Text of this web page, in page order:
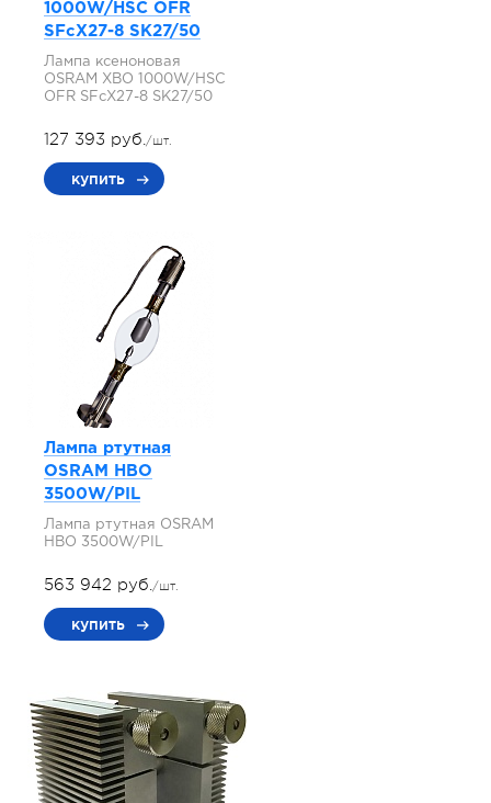
1000W/HSC OFR
SFcX27-8 SK27/50
Лампа ксеноновая
OSRAM XBO 1000W/HSC
OFR SFcX27-8 SK27/50
127 393 руб./шт.
купить
Лампа ртутная
OSRAM HBO
3500W/PIL
Лампа ртутная OSRAM
HBO 3500W/PIL
563 942 руб./шт.
купить